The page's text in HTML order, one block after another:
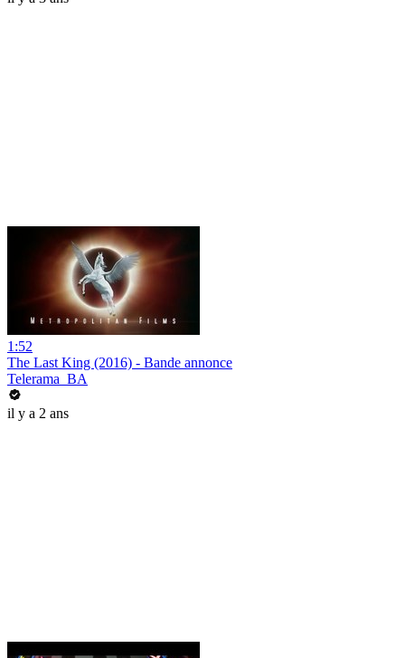
1:52
The Last King (2016) - Bande annonce
Telerama_BA
il y a 2 ans